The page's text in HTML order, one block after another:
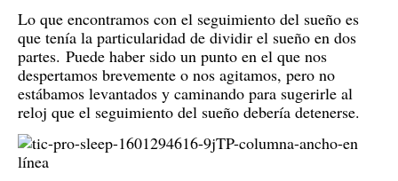
Lo que encontramos con el seguimiento del sueño es
que tenía la particularidad de dividir el sueño en dos
partes. Puede haber sido un punto en el que nos
despertamos brevemente o nos agitamos, pero no
estábamos levantados y caminando para sugerirle al
reloj que el seguimiento del sueño debería detenerse.